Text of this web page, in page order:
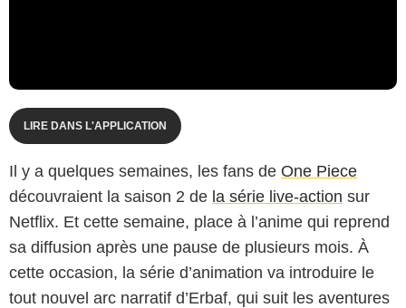
LIRE DANS L'APPLICATION
Il y a quelques semaines, les fans de One Piece
découvraient la saison 2 de la série live-action sur
Netflix. Et cette semaine, place à l’anime qui reprend
sa diffusion après une pause de plusieurs mois. À
cette occasion, la série d’animation va introduire le
tout nouvel arc narratif d’Erbaf, qui suit les aventures